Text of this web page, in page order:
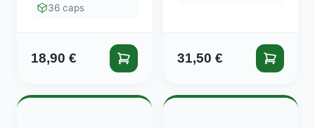
36 caps
18,90 € 31,50 €